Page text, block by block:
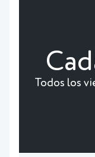
Todos los